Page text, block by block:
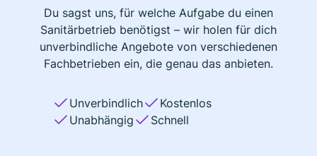
Du sagst uns, für welche Aufgabe du einen
Sanitärbetrieb benötigst – wir holen für dich
unverbindliche Angebote von verschiedenen
Fachbetrieben ein, die genau das anbieten.
Unverbindlich
Kostenlos
Unabhängig
Schnell